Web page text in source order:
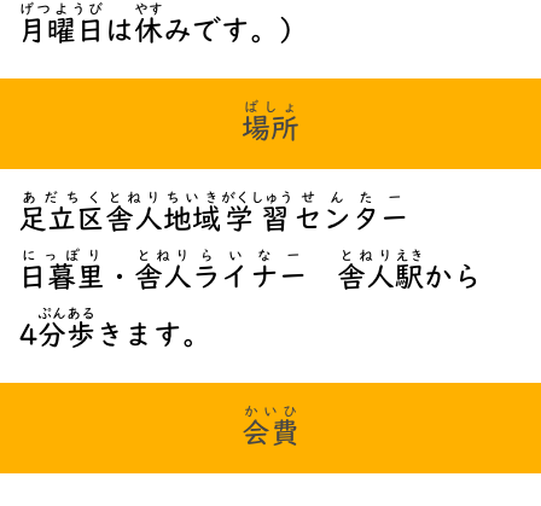
月曜日
げつようび
は休
やす
みです。）
場所
ばしょ
足立区
あだちく
舎人
とねり
地域
ちいき
学習
がくしゅう
センター
せんたー
日暮里
にっぽり
・ 舎人
とねり
ライナー
らいなー
舎人
とねり
駅
えき
から
4分
ぷん
歩
ある
きます。
会費
かいひ